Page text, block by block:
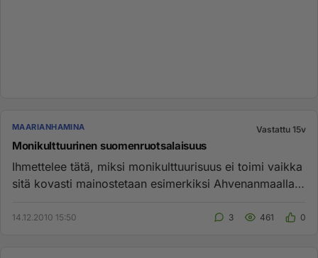
MAARIANHAMINA Vastattu 15v
Monikulttuurinen suomenruotsalaisuus
Ihmettelee tätä, miksi monikulttuurisuus ei toimi vaikka
sitä kovasti mainostetaan esimerkiksi Ahvenanmaalla?
14.12.2010 15:50 3 461 0